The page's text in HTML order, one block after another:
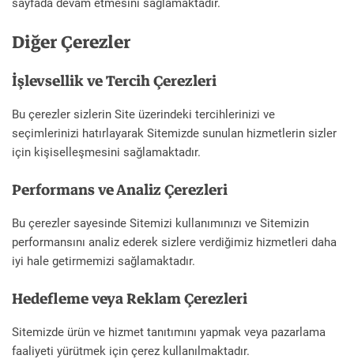
sayfada devam etmesini sağlamaktadır.
Diğer Çerezler
İşlevsellik ve Tercih Çerezleri
Bu çerezler sizlerin Site üzerindeki tercihlerinizi ve
seçimlerinizi hatırlayarak Sitemizde sunulan hizmetlerin sizler
için kişiselleşmesini sağlamaktadır.
Performans ve Analiz Çerezleri
Bu çerezler sayesinde Sitemizi kullanımınızı ve Sitemizin
performansını analiz ederek sizlere verdiğimiz hizmetleri daha
iyi hale getirmemizi sağlamaktadır.
Hedefleme veya Reklam Çerezleri
Sitemizde ürün ve hizmet tanıtımını yapmak veya pazarlama
faaliyeti yürütmek için çerez kullanılmaktadır.